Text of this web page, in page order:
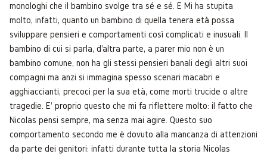
monologhi che il bambino svolge tra sé e sé. E Mi ha stupita
molto, infatti, quanto un bambino di quella tenera età possa
sviluppare pensieri e comportamenti così complicati e inusuali. Il
bambino di cui si parla, d'altra parte, a parer mio non è un
bambino comune, non ha gli stessi pensieri banali degli altri suoi
compagni ma anzi si immagina spesso scenari macabri e
agghiaccianti, precoci per la sua età, come morti trucide o altre
tragedie. E' proprio questo che mi fa riflettere molto: il fatto che
Nicolas pensi sempre, ma senza mai agire. Questo suo
comportamento secondo me è dovuto alla mancanza di attenzioni
da parte dei genitori: infatti durante tutta la storia Nicolas